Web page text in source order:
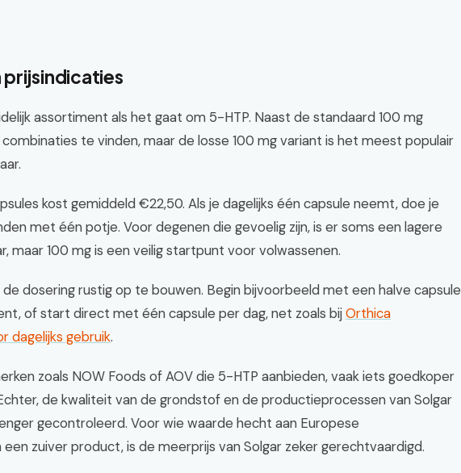
prijsindicaties
assortiment als het gaat om 5-HTP. Naast de standaard 100 mg
te vinden, maar de losse 100 mg variant is het meest populair
kost gemiddeld €22,50. Als je dagelijks één capsule neemt, doe je
met één potje. Voor degenen die gevoelig zijn, is er soms een lagere
maar 100 mg is een veilig startpunt voor volwassenen.
dosering rustig op te bouwen. Begin bijvoorbeeld met een halve capsule
of start direct met één capsule per dag, net zoals bijOrthica
dagelijks gebruik.
zoals NOW Foods of AOV die 5-HTP aanbieden, vaak iets goedkoper
de kwaliteit van de grondstof en de productieprocessen van Solgar
gecontroleerd. Voor wie waarde hecht aan Europese
zuiver product, is de meerprijs van Solgar zeker gerechtvaardigd.